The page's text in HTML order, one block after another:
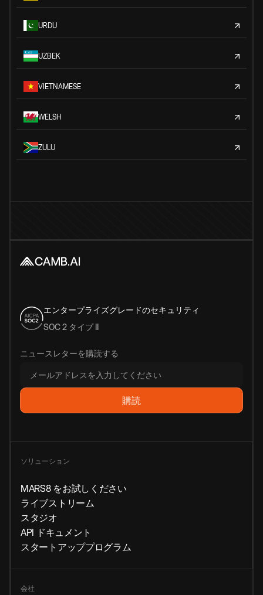
URDU
UZBEK
VIETNAMESE
WELSH
ZULU
エンタープライズグレードのセキュリティ
SOC 2 タイプ II
ニュースレターを購読する
ソリューション
MARS8 をお試しください
ライブストリーム
スタジオ
API ドキュメント
スタートアッププログラム
会社